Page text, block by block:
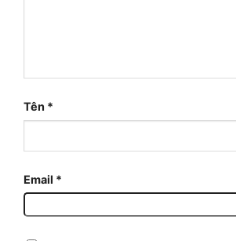
Tên *
Email *